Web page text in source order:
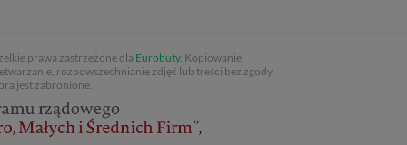
prawa zastrzeżone dla Eurobuty. Kopiowanie,
rozpowszechnianie zdjęć lub treści bez zgody
jest zabronione.